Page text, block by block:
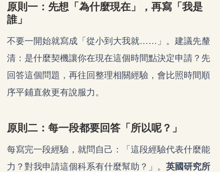
原則一：先想「為什麼現在」，再寫「我是
誰」
不要一開始就寫成「從小到大我就……」。建議先釐
清：是什麼契機讓你在現在這個時間點決定申請？先
回答這個問題，再往回整理相關經驗，會比照時間順
序平鋪直敘更有說服力。
原則二：每一段都要回答「所以呢？」
每寫完一段經驗，就問自己：「這段經驗代表什麼能
力？對我申請這個科系有什麼幫助？」。 英國研究所